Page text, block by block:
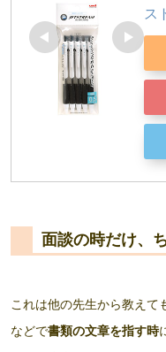
ス
面談の時だけ、
これは他の先生から教えて
などで書類の文章を指す時